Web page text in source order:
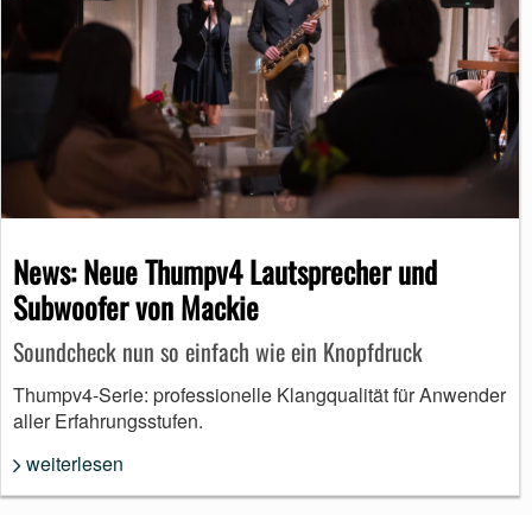
News: Neue Thumpv4 Lautsprecher und
Subwoofer von Mackie
Soundcheck nun so einfach wie ein Knopfdruck
Thumpv4-Serie: professionelle Klangqualität für Anwender
aller Erfahrungsstufen.
weiterlesen